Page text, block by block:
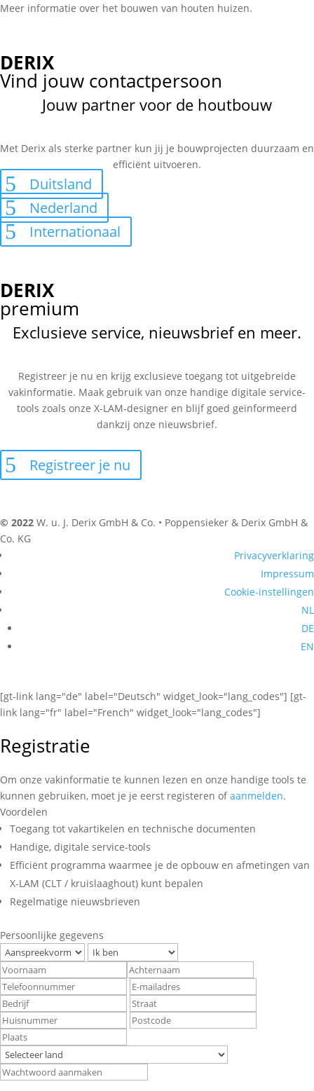
Meer informatie over het bouwen van houten huizen.
DERIX
Vind jouw contactpersoon
Jouw partner voor de houtbouw
Met Derix als sterke partner kun jij je bouwprojecten duurzaam en
efficiënt uitvoeren.
Duitsland
Nederland
Internationaal
DERIX
premium
Exclusieve service, nieuwsbrief en meer.
Registreer je nu en krijg exclusieve toegang tot uitgebreide
vakinformatie. Maak gebruik van onze handige digitale service-
tools zoals onze X-LAM-designer en blijf goed geïnformeerd
dankzij onze nieuwsbrief.
Registreer je nu
© 2022 W. u. J. Derix GmbH & Co. • Poppensieker & Derix GmbH &
Co. KG
Privacyverklaring
Impressum
Cookie-instellingen
NL
DE
EN
[gt-link lang="de" label="Deutsch" widget_look="lang_codes"] [gt-
link lang="fr" label="French" widget_look="lang_codes"]
Registratie
Om onze vakinformatie te kunnen lezen en onze handige tools te
kunnen gebruiken, moet je je eerst registeren ofaanmelden.
Voordelen
Toegang tot vakartikelen en technische documenten
Handige, digitale service-tools
Efficiënt programma waarmee je de opbouw en afmetingen van
X-LAM (CLT / kruislaaghout) kunt bepalen
Regelmatige nieuwsbrieven
Persoonlijke gegevens